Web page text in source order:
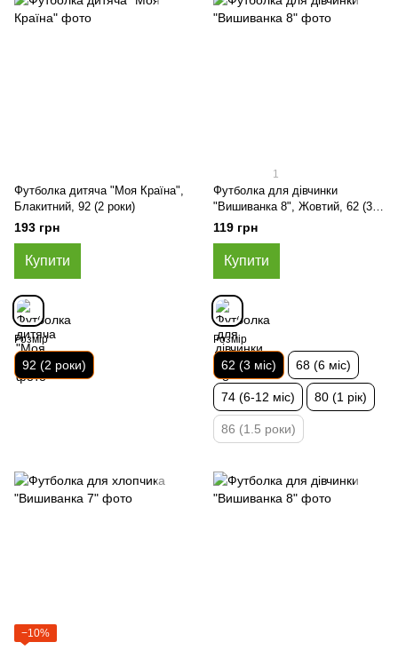
Футболка дитяча "Моя Країна",
Блакитний, 92 (2 роки)
193 грн
Купити
Розмір
92 (2 роки)
1
Футболка для дівчинки
"Вишиванка 8", Жовтий, 62 (3
міс)
119 грн
Купити
Розмір
62 (3 міс) 68 (6 міс)
74 (6-12 міс) 80 (1 рік)
86 (1.5 роки)
−10%